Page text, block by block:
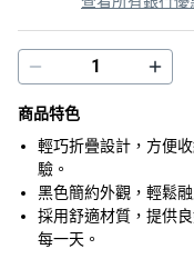
商品特色
輕巧折疊設計，方便
驗。
黑色簡約外觀，輕鬆
採用舒適材質，提供
每一天。